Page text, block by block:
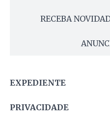
RECEBA
EXPEDIENTE
PRIVACIDADE